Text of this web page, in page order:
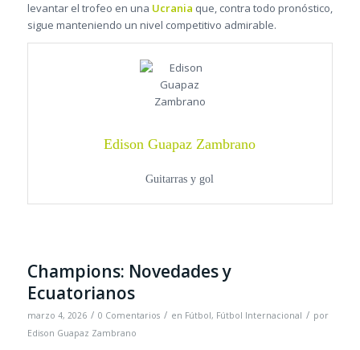
levantar el trofeo en una Ucrania que, contra todo pronóstico,
sigue manteniendo un nivel competitivo admirable.
Edison Guapaz Zambrano
Guitarras y gol
Champions: Novedades y
Ecuatorianos
marzo 4, 2026 / 0 Comentarios / en Fútbol, Fútbol Internacional / por
Edison Guapaz Zambrano